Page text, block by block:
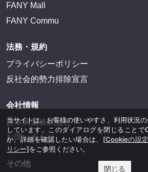
FANY Mall
FANY Commu
法務・規約
プライバシーポリシー
反社会的勢力排除宣言
会社情報
吉本興業株式会社
お問い合わせ
その他
当サイトは、お客様の使いやすさ、利用状況
しています。このダイアログを閉じること
か、詳細を確認したい場合は、 [Cookieの設
リシー]をご参照ください。
閉じる